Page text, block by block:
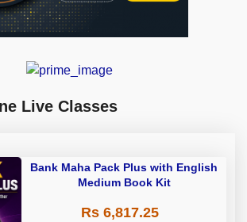
Live Classes
Bank Maha Pack Plus with English
Medium Book Kit
Rs 6,817.25